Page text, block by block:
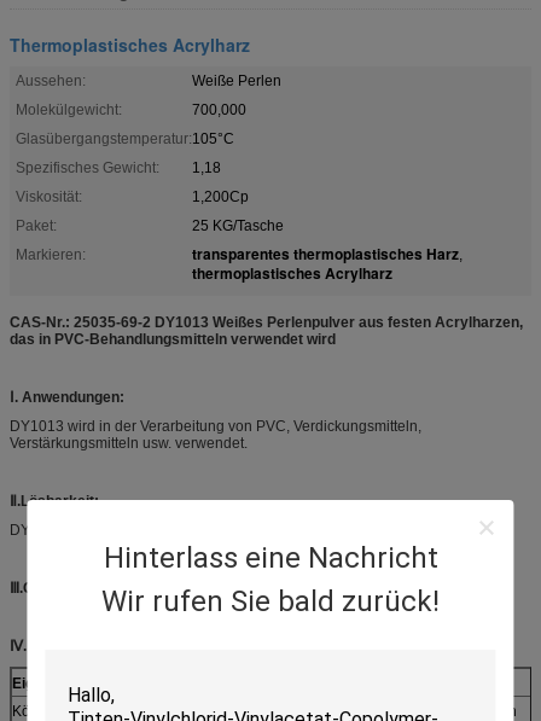
Hinterlass eine Nachricht
Wir rufen Sie bald zurück!
Thermoplastisches Acrylharz
Aussehen:
Weiße Perlen
Molekülgewicht:
700,000
Glasübergangstemperatur:105°C
Spezifisches Gewicht:
1,18
Viskosität:
1,200Cp
Paket:
25 KG/Tasche
Markieren:
transparentes thermoplastisches Harz,
thermoplastisches Acrylharz
CAS-Nr.: 25035-69-2 DY1013 Weißes Perlenpulver aus festen Acrylharzen,
das in PVC-Behandlungsmitteln verwendet wird
Ⅰ. Anwendungen:
DY1013 wird in der Verarbeitung von PVC, Verdickungsmitteln,
Verstärkungsmitteln usw. verwendet.
Ⅱ.Lösbarkeit:
DY1013 ist leicht löslich in Aromaten, Estern, Ketonen.
Ⅲ.CAS-Nr.: 25035-69-2
Ⅳ. Spezifikationen:
Eigenschaften
Körperliche Form
--- ---
Weiße Perlen